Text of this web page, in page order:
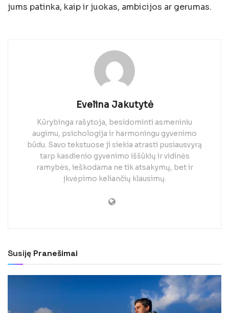
jums patinka, kaip ir juokas, ambicijos ar gerumas.
Evelina Jakutytė
Kūrybinga rašytoja, besidominti asmeniniu
augimu, psichologija ir harmoningu gyvenimo
būdu. Savo tekstuose ji siekia atrasti pusiausvyrą
tarp kasdienio gyvenimo iššūkių ir vidinės
ramybės, ieškodama ne tik atsakymų, bet ir
įkvėpimo keliančių klausimų.
Susiję Pranešimai